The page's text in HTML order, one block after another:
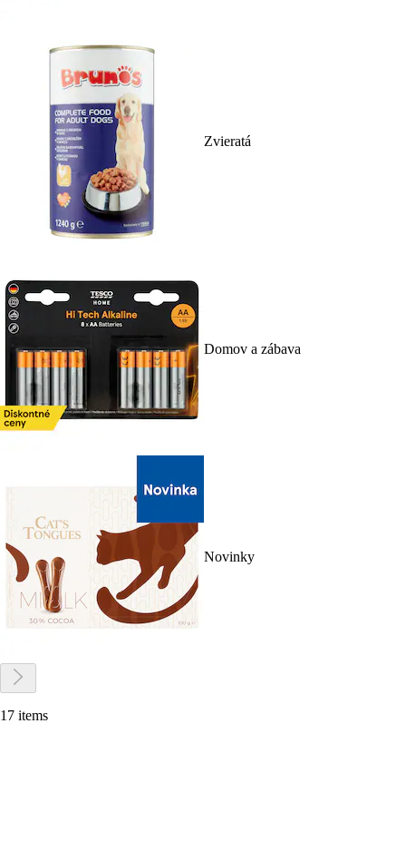
Zvieratá
Domov a zábava
Novinky
17 items